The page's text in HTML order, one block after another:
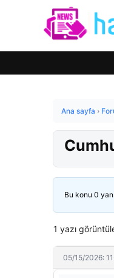
Ana sayfa ›
Bu konu 0
1 yazı
05/15/2026: